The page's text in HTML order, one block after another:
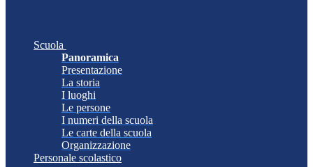
Scuola
Panoramica
Presentazione
La storia
I luoghi
Le persone
I numeri della scuola
Le carte della scuola
Organizzazione
Personale scolastico